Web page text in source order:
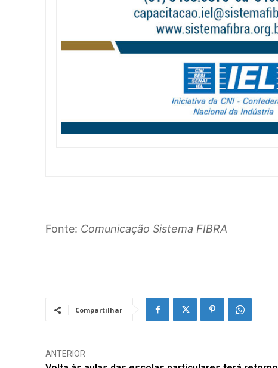
Fonte: Comunicação Sistema FIBRA
Compartilhar
ANTERIOR